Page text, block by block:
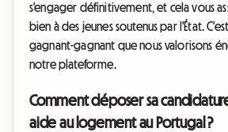
s'engager définitivement, et cela vous
bien à des jeunes soutenus par l'État.
gagnant-gagnant que nous valorisons
notre plateforme.
Comment déposer sa
aide au logement au Portugal ?